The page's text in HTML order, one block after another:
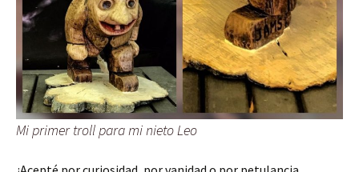
Mi primer troll para mi nieto Leo